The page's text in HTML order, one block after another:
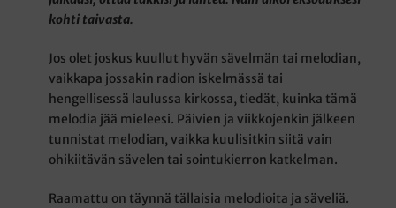
kohti taivasta.
Jos olet joskus kuullut hyvän sävelmän tai melodian,
vaikkapa jossakin radion iskelmässä tai
hengellisessä laulussa kirkossa, tiedät, kuinka tämä
melodia jää mieleesi. Päivien ja viikkojenkin jälkeen
tunnistat melodian, vaikka kuulisitkin siitä vain
ohikiitävän sävelen tai sointukierron katkelman.
Raamattu on täynnä tällaisia melodioita ja säveliä.